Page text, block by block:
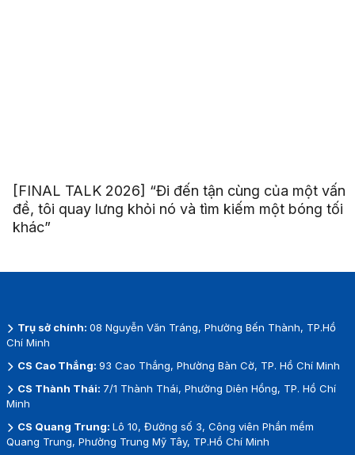
[FINAL TALK 2026] “Đi đến tận cùng của một vấn
đề, tôi quay lưng khỏi nó và tìm kiếm một bóng tối
khác”
Trụ sở chính: 08 Nguyễn Văn Tráng, Phường Bến Thành, TP.Hồ
Chí Minh
CS Cao Thắng: 93 Cao Thắng, Phường Bàn Cờ, TP. Hồ Chí Minh
CS Thành Thái: 7/1 Thành Thái, Phường Diên Hồng, TP. Hồ Chí
Minh
CS Quang Trung: Lô 10, Đường số 3, Công viên Phần mềm
Quang Trung, Phường Trung Mỹ Tây, TP.Hồ Chí Minh